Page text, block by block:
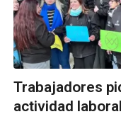
Trabajadores
actividad laboral